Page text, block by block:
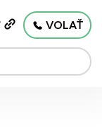
VOLAŤ